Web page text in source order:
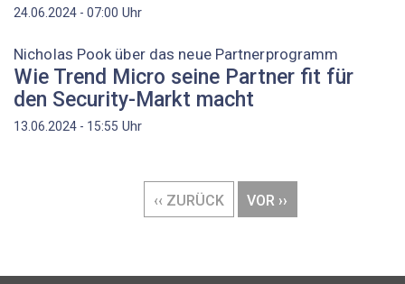
24.06.2024 - 07:00 Uhr
Nicholas Pook über das neue Partnerprogramm
Wie Trend Micro seine Partner fit für
den Security-Markt macht
13.06.2024 - 15:55 Uhr
VORHERIGE
SEITE
‹‹ ZURÜCK
NÄCHSTE
SEITE
VOR ››